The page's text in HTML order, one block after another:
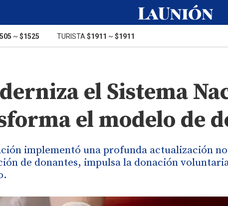
~ $1525 TURISTA $1911 ~ $1911
el Sistema
el modelo de
implementó una profunda actualización
de donantes, impulsa la donación